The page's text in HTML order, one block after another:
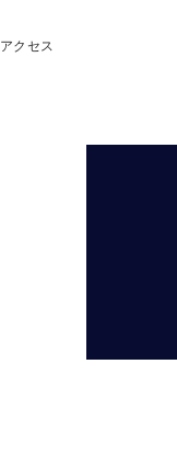
アクセス
浜